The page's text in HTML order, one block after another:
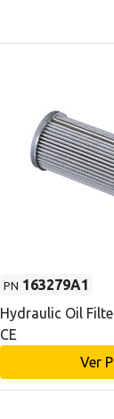
PN 163279A1
Hydraulic Oil
CE
Ver